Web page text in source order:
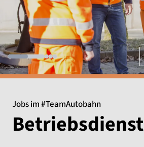
Jobs im #TeamAutobahn
Betriebsdienst